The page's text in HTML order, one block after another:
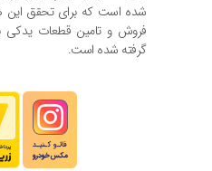
فروش و تامین قطعات
گرفته شده است.